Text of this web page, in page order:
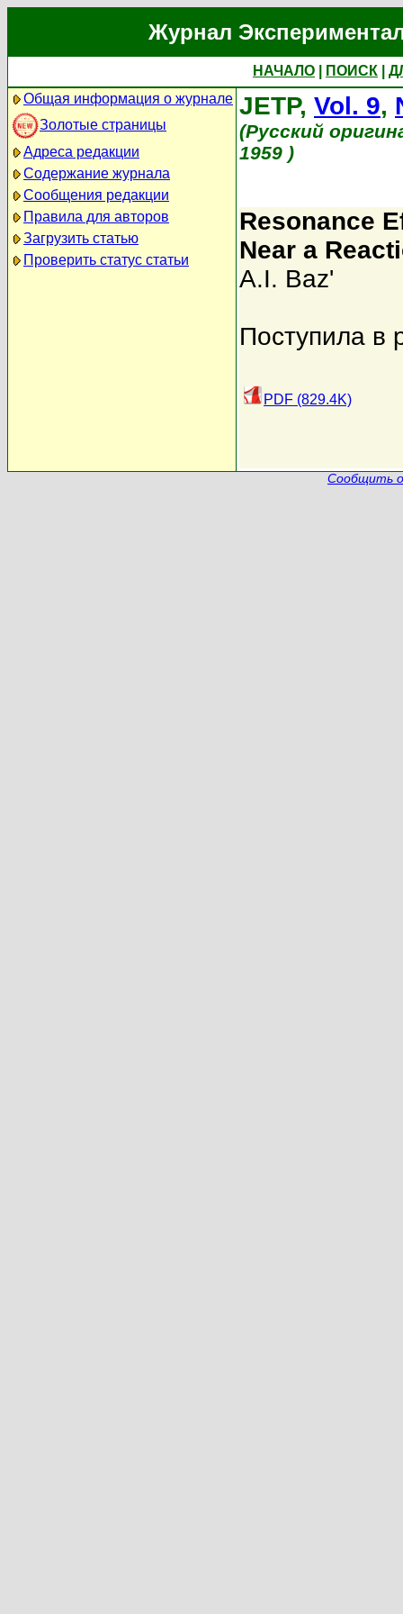
Журнал
НАЧАЛО ПОИСК
Общая информация о журнале
Золотые страницы
Адреса редакции
Содержание журнала
Сообщения редакции
Правила для авторов
Загрузить статью
Проверить статус статьи
JETP, Vol. 9,
(Русский
1959 )
Resonance
Near a
A.I. Baz'
Поступила в
PDF (829.4K)
Сообщить о